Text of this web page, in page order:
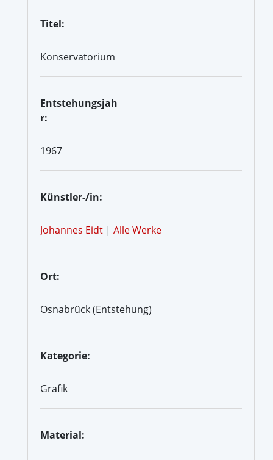
Titel:
Konservatorium
Entstehungsjah
r:
1967
Künstler-/in:
Johannes Eidt | Alle Werke
Ort:
Osnabrück (Entstehung)
Kategorie:
Grafik
Material: